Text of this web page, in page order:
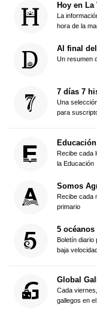
Hoy en La
La
hora de la
Al final
Un resumen
7 días 7
Una
para
Educación
Recibe cada
la Educación
Somos
Recibe cada
primario
5 océanos
Boletín diario
baja
Global
Cada
gallegos en